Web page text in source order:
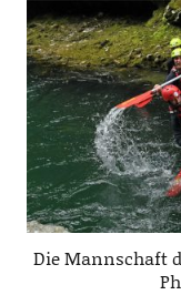
Die Mannschaft